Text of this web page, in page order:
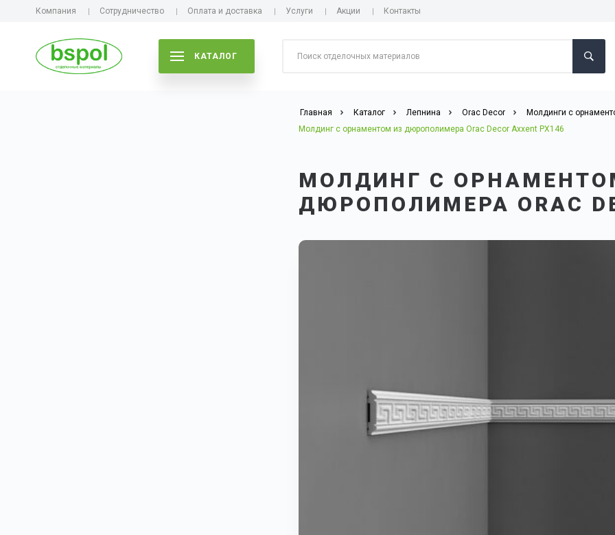
Компания Сотрудничество Оплата и доставка Услуги Акции Контакты
КАТАЛОГ
Главная Каталог Лепнина Orac Decor
Молдинги с
Молдинг с орнаментом из дюрополимера Orac Decor Axxent PX146
МОЛДИНГ С
ДЮРОПОЛИМЕРА ORAC